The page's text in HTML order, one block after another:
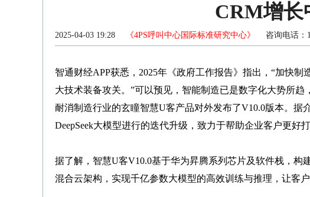
CRM增长
2025-04-03 19:28 《4PS呼叫中心国际标准研究中心》 咨询电话：
智通财经APP获悉，2025年《政府工作报告》指出，“加快
大技术装备攻关。”可以预见，智能制造已是数字化大势所趋
耐消制造行业的玄瞳智慧U客产品对外发布了V10.0版本。据
DeepSeek大模型进行的迭代升级，致力于帮助企业客户更好
据了解，智慧U客V10.0基于华为昇腾系列芯片及软件栈，
混合云架构，实现千亿参数大模型的高效训练与推理，让客